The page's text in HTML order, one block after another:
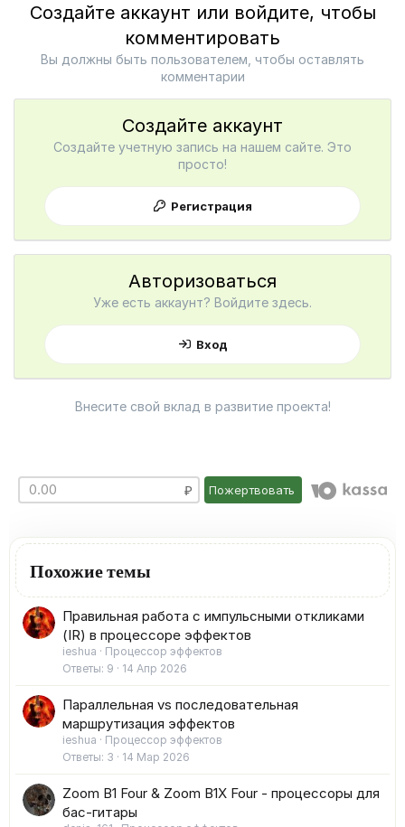
Создайте аккаунт или войдите, чтобы
комментировать
Вы должны быть пользователем, чтобы оставлять
комментарии
Создайте аккаунт
Создайте учетную запись на нашем сайте. Это
просто!
Регистрация
Авторизоваться
Уже есть аккаунт? Войдите здесь.
Вход
Внесите свой вклад в развитие проекта!
Пожертвовать
Похожие темы
Правильная работа с импульсными откликами
(IR) в процессоре эффектов
ieshua
Процессор эффектов
Ответы 9 14 Апр 2026
Параллельная vs последовательная
маршрутизация эффектов
ieshua
Процессор эффектов
Ответы 3 14 Мар 2026
Zoom B1 Four & Zoom B1X Four - процессоры для
бас-гитары